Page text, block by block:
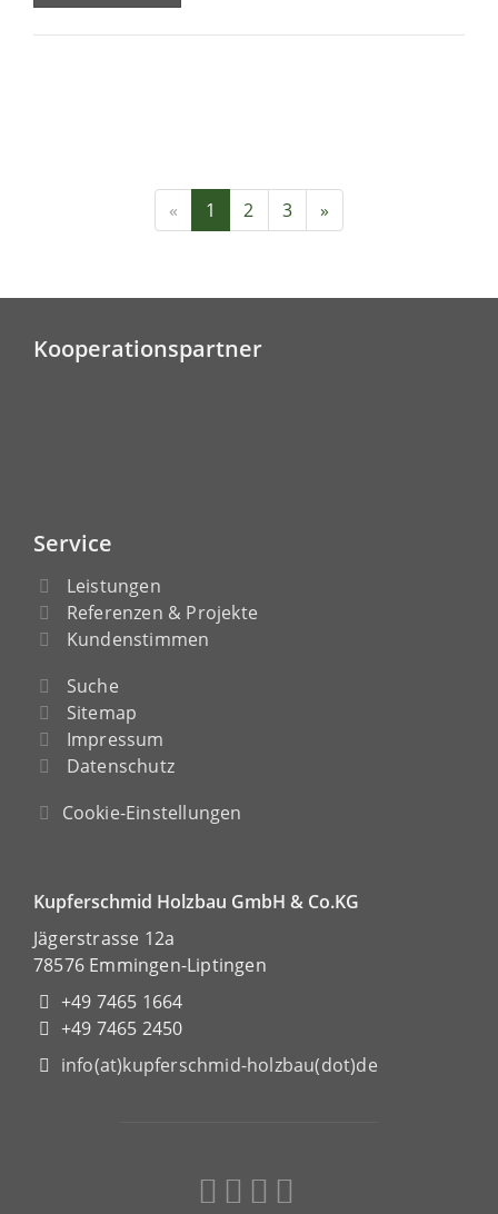
« 1 2 3 »
Kooperationspartner
Service
Leistungen
Referenzen & Projekte
Kundenstimmen
Suche
Sitemap
Impressum
Datenschutz
Cookie-Einstellungen
Kupferschmid Holzbau GmbH & Co.KG
Jägerstrasse 12a
78576 Emmingen-Liptingen
+49 7465 1664
+49 7465 2450
info(at)kupferschmid-holzbau(dot)de